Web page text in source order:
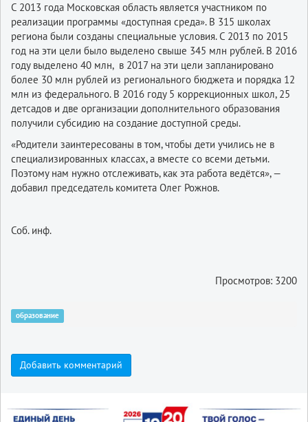
С 2013 года Московская область является участником по
реализации программы «доступная среда». В 315 школах
региона были созданы специальные условия. С 2013 по 2015
год на эти цели было выделено свыше 345 млн рублей. В 2016
году выделено 40 млн, в 2017 на эти цели запланировано
более 30 млн рублей из регионального бюджета и порядка 12
млн из федерального. В 2016 году 5 коррекционных школ, 25
детсадов и две организации дополнительного образования
получили субсидию на создание доступной среды.
«Родители заинтересованы в том, чтобы дети учились не в
специализированных классах, а вместе со всеми детьми.
Поэтому нам нужно отслеживать, как эта работа ведётся», —
добавил председатель комитета Олег Рожнов.
Соб. инф.
Просмотров: 3200
образование
Добавить комментарий